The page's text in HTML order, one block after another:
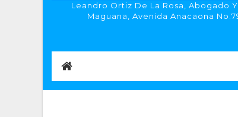
Leandro Ortiz De La Rosa, Abogado
Maguana, Avenida Anacaona